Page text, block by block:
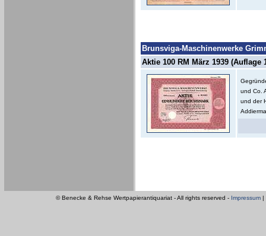
Brunsviga-Maschinenwerke
Aktie 100 RM März 1939 (Auflage
und Co.
und der
© Benecke & Rehse Wertpapierantiquariat - All rights reserved - Impressum |